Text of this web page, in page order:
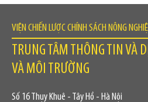
VIỆN CHIẾN LƯỢC CHÍNH SÁCH NÔNG
TRUNG TÂM THÔNG TIN VÀ
VÀ MÔI TRƯỜNG
Số 16 Thụy Khuê - Tây Hồ - Hà Nội